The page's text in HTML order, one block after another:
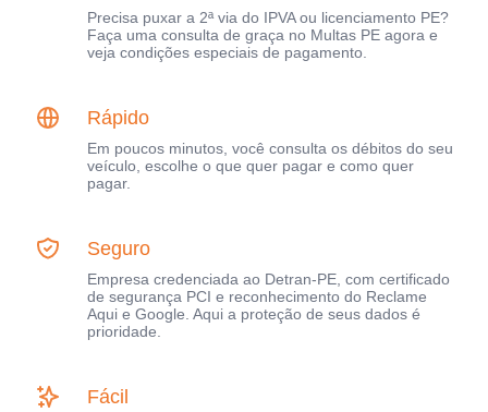
Precisa puxar a 2ª via do IPVA ou licenciamento PE?
Faça uma consulta de graça no Multas PE agora e
veja condições especiais de pagamento.
Rápido
Em poucos minutos, você consulta os débitos do seu
veículo, escolhe o que quer pagar e como quer
pagar.
Seguro
Empresa credenciada ao Detran-PE, com certificado
de segurança PCI e reconhecimento do Reclame
Aqui e Google. Aqui a proteção de seus dados é
prioridade.
Fácil